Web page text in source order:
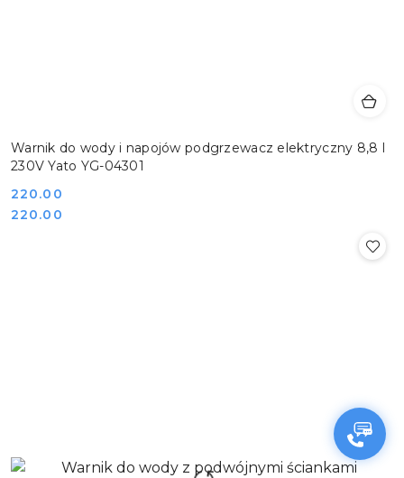
Warnik do wody i napojów podgrzewacz elektryczny 8,8 l
230V Yato YG-04301
Cena:
220.00
Cena:
220.00